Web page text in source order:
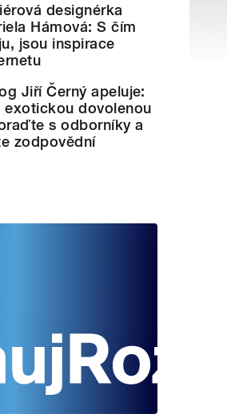
designérka
Hámová: S čím
jsou inspirace
Jiří Černý apeluje:
exotickou dovolenou
s odborníky a
zodpovědní